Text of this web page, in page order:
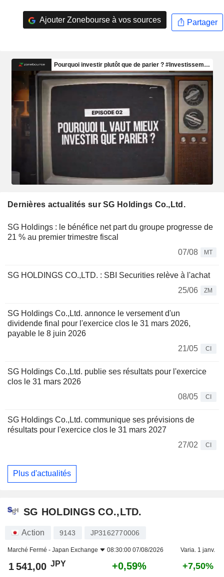
Ajouter Zonebourse à vos sources Partager
Dernières actualités sur SG Holdings Co.,Ltd.
SG Holdings : le bénéfice net part du groupe progresse de
21 % au premier trimestre fiscal
07/08
MT
SG HOLDINGS CO.,LTD. : SBI Securities relève à l'achat
25/06
ZM
SG Holdings Co.,Ltd. annonce le versement d'un
dividende final pour l'exercice clos le 31 mars 2026,
payable le 8 juin 2026
21/05
CI
SG Holdings Co.,Ltd. publie ses résultats pour l'exercice
clos le 31 mars 2026
08/05
CI
SG Holdings Co.,Ltd. communique ses prévisions de
résultats pour l'exercice clos le 31 mars 2027
27/02
CI
Plus d'actualités
SG HOLDINGS CO.,LTD.
Action 9143 JP3162770006
Marché Fermé - Japan Exchange 08:30:00 07/08/2026 Varia. 1 janv.
1 541,00 JPY +0,59% +7,50%